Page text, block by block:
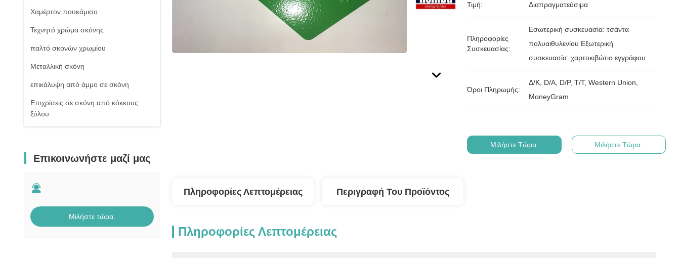
Χαμέρτον πουκάμισο
Τεχνητό χρώμα σκόνης
παλτό σκονών χρωμίου
Μεταλλική σκόνη
επικάλυψη από άμμο σε σκόνη
Επιχρίσεις σε σκόνη από κόκκους
ξύλου
Επικοινωνήστε μαζί μας
Μιλήστε τώρα.
Τιμή: Διαπραγματεύσιμα
Πληροφορίες
Συσκευασίας:
Εσωτερική συσκευασία: τσάντα
πολυαιθυλενίου Εξωτερική
συσκευασία: χαρτοκιβώτιο εγγράφου
Όροι Πληρωμής:
Δ/Κ, D/Α, D/P, T/T, Western Union,
MoneyGram
Μιλήστε Τώρα. Μιλήστε Τώρα.
Πληροφορίες Λεπτομέρειας Περιγραφή Του Προϊόντος
Πληροφορίες Λεπτομέρειας